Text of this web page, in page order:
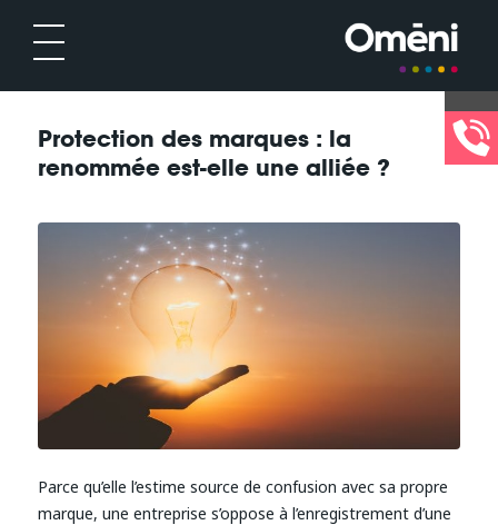
Protection des marques : la
renommée est-elle une alliée ?
Parce qu’elle l’estime source de confusion avec sa propre
marque, une entreprise s’oppose à l’enregistrement d’une